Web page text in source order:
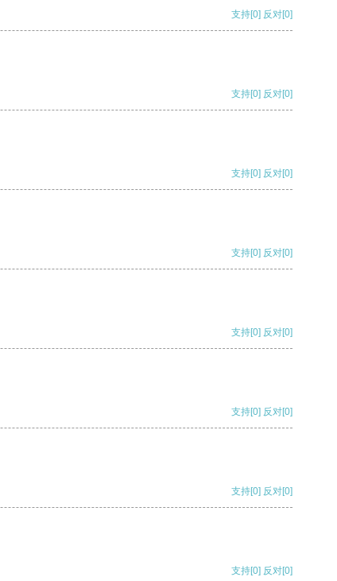
支持[0] 反对[0]
支持[0] 反对[0]
支持[0] 反对[0]
支持[0] 反对[0]
支持[0] 反对[0]
支持[0] 反对[0]
支持[0] 反对[0]
支持[0] 反对[0]